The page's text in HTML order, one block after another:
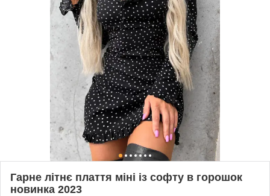
Гарне літнє плаття міні із софту в горошок
новинка 2023